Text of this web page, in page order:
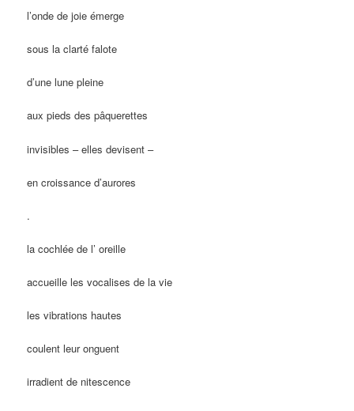
l’onde de joie émerge
sous la clarté falote
d’une lune pleine
aux pieds des pâquerettes
invisibles – elles devisent –
en croissance d’aurores
.
la cochlée de l’ oreille
accueille les vocalises de la vie
les vibrations hautes
coulent leur onguent
irradient de nitescence